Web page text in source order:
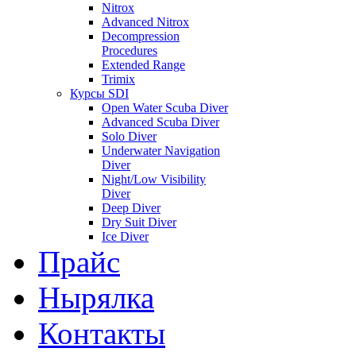
Nitrox
Advanced Nitrox
Decompression
Procedures
Extended Range
Trimix
Курсы SDI
Open Water Scuba Diver
Advanced Scuba Diver
Solo Diver
Underwater Navigation
Diver
Night/Low Visibility
Diver
Deep Diver
Dry Suit Diver
Ice Diver
Прайс
Нырялка
Контакты